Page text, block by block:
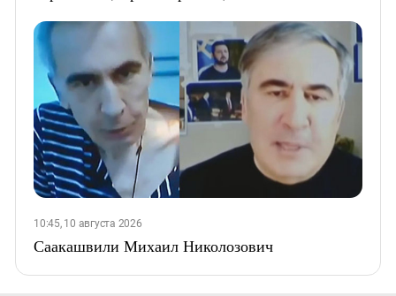
10:45, 10 августа 2026
Саакашвили Михаил Николозович